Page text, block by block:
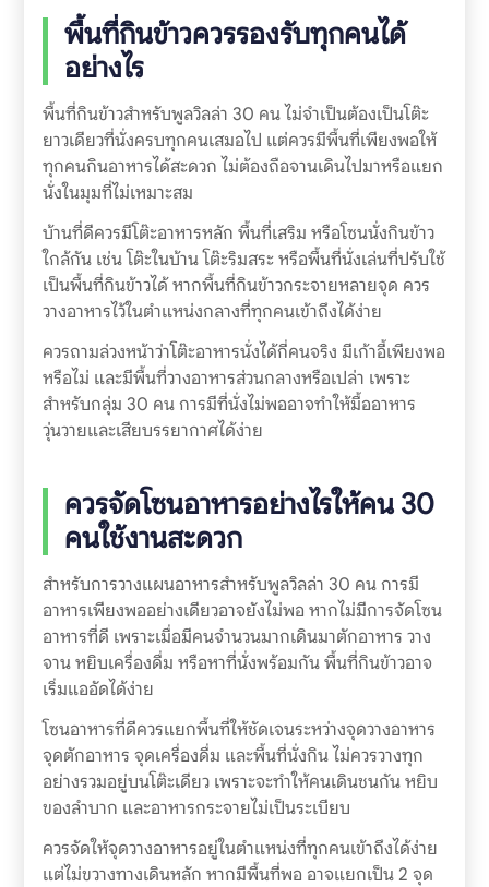
พื้นที่กินข้าวควรรองรับทุกคนได้
อย่างไร
พื้นที่กินข้าวสำหรับพูลวิลล่า 30 คน ไม่จำเป็นต้องเป็นโต๊ะ
ยาวเดียวที่นั่งครบทุกคนเสมอไป แต่ควรมีพื้นที่เพียงพอให้
ทุกคนกินอาหารได้สะดวก ไม่ต้องถือจานเดินไปมาหรือแยก
นั่งในมุมที่ไม่เหมาะสม
บ้านที่ดีควรมีโต๊ะอาหารหลัก พื้นที่เสริม หรือโซนนั่งกินข้าว
ใกล้กัน เช่น โต๊ะในบ้าน โต๊ะริมสระ หรือพื้นที่นั่งเล่นที่ปรับใช้
เป็นพื้นที่กินข้าวได้ หากพื้นที่กินข้าวกระจายหลายจุด ควร
วางอาหารไว้ในตำแหน่งกลางที่ทุกคนเข้าถึงได้ง่าย
ควรถามล่วงหน้าว่าโต๊ะอาหารนั่งได้กี่คนจริง มีเก้าอี้เพียงพอ
หรือไม่ และมีพื้นที่วางอาหารส่วนกลางหรือเปล่า เพราะ
สำหรับกลุ่ม 30 คน การมีที่นั่งไม่พออาจทำให้มื้ออาหาร
วุ่นวายและเสียบรรยากาศได้ง่าย
ควรจัดโซนอาหารอย่างไรให้คน 30
คนใช้งานสะดวก
สำหรับการวางแผนอาหารสำหรับพูลวิลล่า 30 คน การมี
อาหารเพียงพออย่างเดียวอาจยังไม่พอ หากไม่มีการจัดโซน
อาหารที่ดี เพราะเมื่อมีคนจำนวนมากเดินมาตักอาหาร วาง
จาน หยิบเครื่องดื่ม หรือหาที่นั่งพร้อมกัน พื้นที่กินข้าวอาจ
เริ่มแออัดได้ง่าย
โซนอาหารที่ดีควรแยกพื้นที่ให้ชัดเจนระหว่างจุดวางอาหาร
จุดตักอาหาร จุดเครื่องดื่ม และพื้นที่นั่งกิน ไม่ควรวางทุก
อย่างรวมอยู่บนโต๊ะเดียว เพราะจะทำให้คนเดินชนกัน หยิบ
ของลำบาก และอาหารกระจายไม่เป็นระเบียบ
ควรจัดให้จุดวางอาหารอยู่ในตำแหน่งที่ทุกคนเข้าถึงได้ง่าย
แต่ไม่ขวางทางเดินหลัก หากมีพื้นที่พอ อาจแยกเป็น 2 จุด